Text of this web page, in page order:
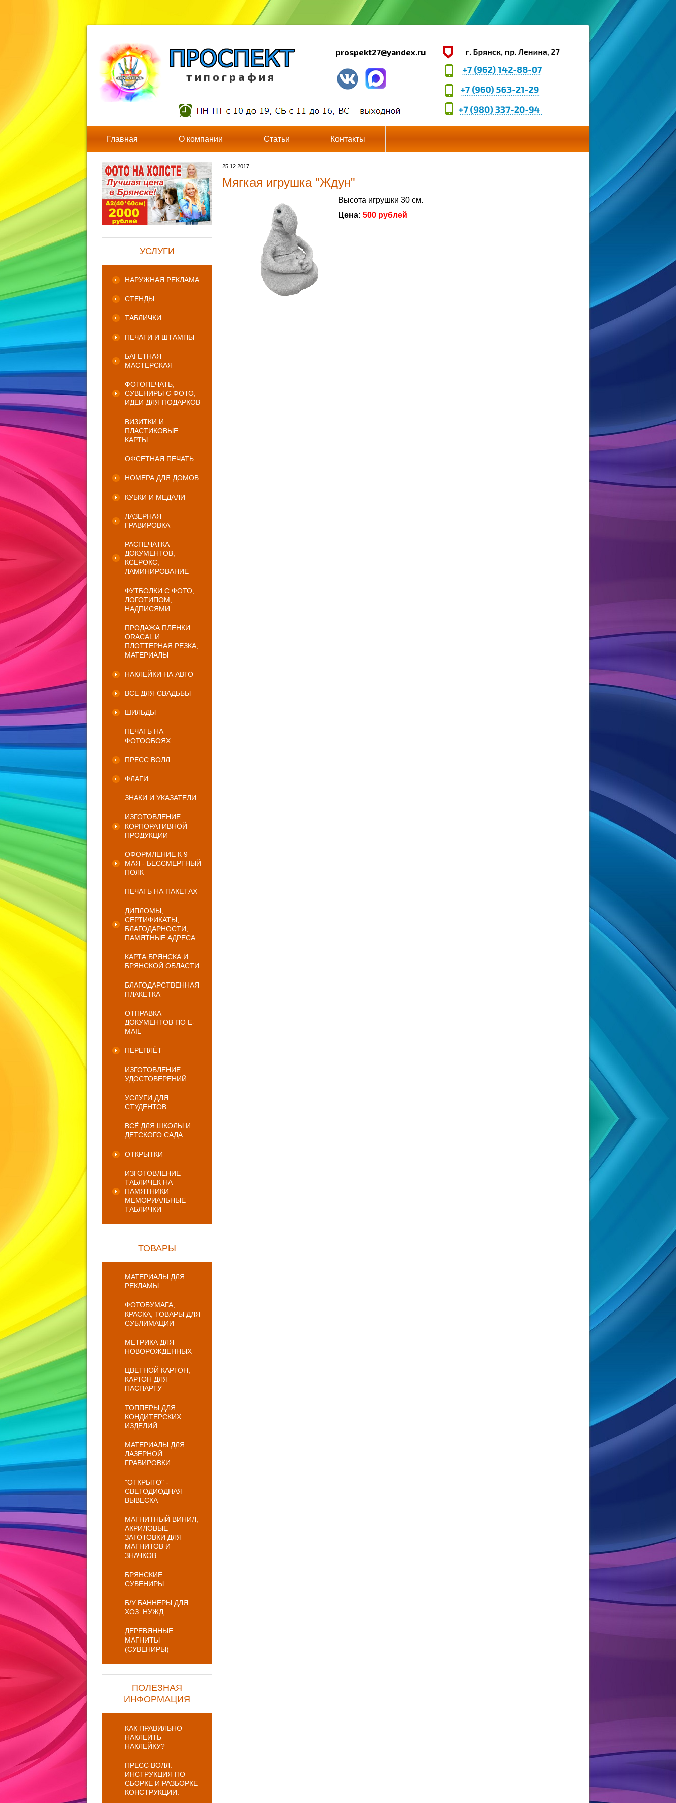
т и п о г р а ф и я
prospekt27@yandex.ru
Главная О компании Статьи Контакты
УСЛУГИ
НАРУЖНАЯ РЕКЛАМА
СТЕНДЫ
ТАБЛИЧКИ
ПЕЧАТИ И ШТАМПЫ
БАГЕТНАЯ
МАСТЕРСКАЯ
ФОТОПЕЧАТЬ,
СУВЕНИРЫ С ФОТО,
ИДЕИ ДЛЯ ПОДАРКОВ
ВИЗИТКИ И
ПЛАСТИКОВЫЕ
КАРТЫ
ОФСЕТНАЯ ПЕЧАТЬ
НОМЕРА ДЛЯ ДОМОВ
КУБКИ И МЕДАЛИ
ЛАЗЕРНАЯ
ГРАВИРОВКА
РАСПЕЧАТКА
ДОКУМЕНТОВ,
КСЕРОКС,
ЛАМИНИРОВАНИЕ
ФУТБОЛКИ С ФОТО,
ЛОГОТИПОМ,
НАДПИСЯМИ
ПРОДАЖА ПЛЕНКИ
ORACAL И
ПЛОТТЕРНАЯ РЕЗКА,
МАТЕРИАЛЫ
НАКЛЕЙКИ НА АВТО
ВСЕ ДЛЯ СВАДЬБЫ
ШИЛЬДЫ
ПЕЧАТЬ НА
ФОТООБОЯХ
ПРЕСС ВОЛЛ
ФЛАГИ
ЗНАКИ И УКАЗАТЕЛИ
ИЗГОТОВЛЕНИЕ
КОРПОРАТИВНОЙ
ПРОДУКЦИИ
ОФОРМЛЕНИЕ К 9
МАЯ - БЕССМЕРТНЫЙ
ПОЛК
ПЕЧАТЬ НА ПАКЕТАХ
ДИПЛОМЫ,
СЕРТИФИКАТЫ,
БЛАГОДАРНОСТИ,
ПАМЯТНЫЕ АДРЕСА
КАРТА БРЯНСКА И
БРЯНСКОЙ ОБЛАСТИ
БЛАГОДАРСТВЕННАЯ
ПЛАКЕТКА
ОТПРАВКА
ДОКУМЕНТОВ ПО E-
MAIL
ПЕРЕПЛЁТ
ИЗГОТОВЛЕНИЕ
УДОСТОВЕРЕНИЙ
УСЛУГИ ДЛЯ
СТУДЕНТОВ
ВСЁ ДЛЯ ШКОЛЫ И
ДЕТСКОГО САДА
ОТКРЫТКИ
ИЗГОТОВЛЕНИЕ
ТАБЛИЧЕК НА
ПАМЯТНИКИ
МЕМОРИАЛЬНЫЕ
ТАБЛИЧКИ
ТОВАРЫ
МАТЕРИАЛЫ ДЛЯ
РЕКЛАМЫ
ФОТОБУМАГА,
КРАСКА, ТОВАРЫ ДЛЯ
СУБЛИМАЦИИ
МЕТРИКА ДЛЯ
НОВОРОЖДЕННЫХ
ЦВЕТНОЙ КАРТОН,
КАРТОН ДЛЯ
ПАСПАРТУ
ТОППЕРЫ ДЛЯ
КОНДИТЕРСКИХ
ИЗДЕЛИЙ
МАТЕРИАЛЫ ДЛЯ
ЛАЗЕРНОЙ
ГРАВИРОВКИ
"ОТКРЫТО" -
СВЕТОДИОДНАЯ
ВЫВЕСКА
МАГНИТНЫЙ ВИНИЛ,
АКРИЛОВЫЕ
ЗАГОТОВКИ ДЛЯ
МАГНИТОВ И
ЗНАЧКОВ
БРЯНСКИЕ
СУВЕНИРЫ
Б/У БАННЕРЫ ДЛЯ
ХОЗ. НУЖД
ДЕРЕВЯННЫЕ
МАГНИТЫ
(СУВЕНИРЫ)
ПОЛЕЗНАЯ
ИНФОРМАЦИЯ
КАК ПРАВИЛЬНО
НАКЛЕИТЬ
НАКЛЕЙКУ?
ПРЕСС ВОЛЛ.
ИНСТРУКЦИЯ ПО
СБОРКЕ И РАЗБОРКЕ
КОНСТРУКЦИИ.
25.12.2017
Мягкая игрушка "Ждун"
Высота игрушки 30 см.
Цена: 500 рублей